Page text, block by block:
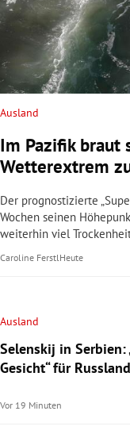
Ausland
Im Pazifik braut
Wetterextrem
Der prognostizierte
Wochen seinen
weiterhin viel
Caroline Ferstl Heute
Ausland
Selenskij in Serbien:
Gesicht“ für Russland
Vor 19 Minuten